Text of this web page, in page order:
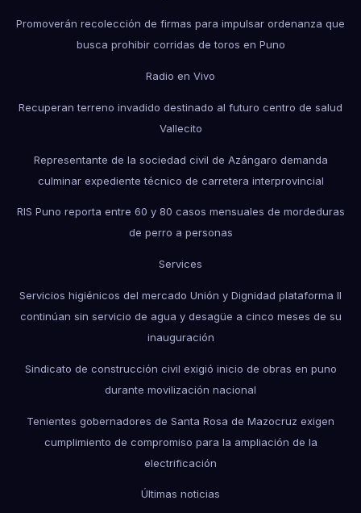
Promoverán recolección de firmas para impulsar ordenanza que
busca prohibir corridas de toros en Puno
Radio en Vivo
Recuperan terreno invadido destinado al futuro centro de salud
Vallecito
Representante de la sociedad civil de Azángaro demanda
culminar expediente técnico de carretera interprovincial
RIS Puno reporta entre 60 y 80 casos mensuales de mordeduras
de perro a personas
Services
Servicios higiénicos del mercado Unión y Dignidad plataforma II
continúan sin servicio de agua y desagüe a cinco meses de su
inauguración
Sindicato de construcción civil exigió inicio de obras en puno
durante movilización nacional
Tenientes gobernadores de Santa Rosa de Mazocruz exigen
cumplimiento de compromiso para la ampliación de la
electrificación
Últimas noticias